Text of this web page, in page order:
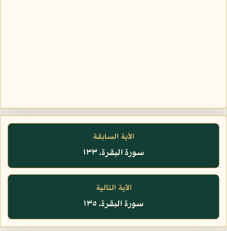
الآية السابقة
سورة البقرة، ١٣٣
الآية التالية
سورة البقرة، ١٣٥